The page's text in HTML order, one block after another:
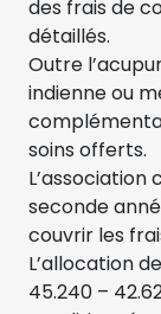
des frais de
détaillés.
Outre
indienne ou
soins offerts.
seconde
couvrir les
L’allocation
45.240 –